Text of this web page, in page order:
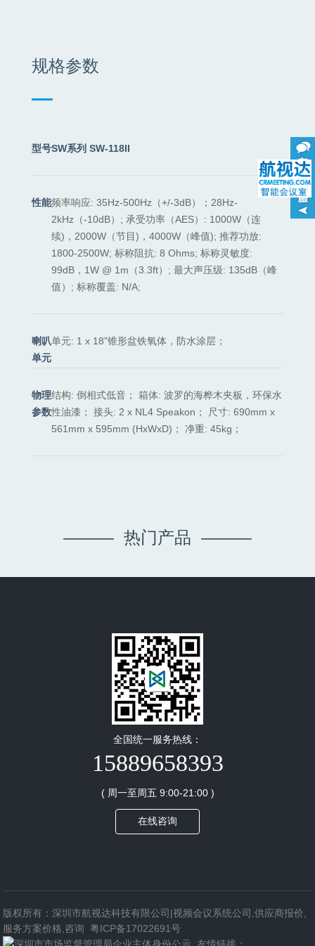
规格参数
型号SW系列 SW-118II
性能频率响应: 35Hz-500Hz（+/-3dB）；28Hz-
2kHz（-10dB）; 承受功率（AES）: 1000W（连
续)，2000W（节目)，4000W（峰值); 推荐功放:
1800-2500W; 标称阻抗: 8 Ohms; 标称灵敏度:
99dB，1W @ 1m（3.3ft）; 最大声压级: 135dB（峰
值）; 标称覆盖: N/A;
喇叭
单元
单元: 1 x 18"锥形盆铁氧体，防水涂层；
物理
参数
结构: 倒相式低音； 箱体: 波罗的海桦木夹板，环保水
性油漆； 接头: 2 x NL4 Speakon； 尺寸: 690mm x
561mm x 595mm (HxWxD)； 净重: 45kg；
——— 热门产品 ———
全国统一服务热线：
15889658393
( 周一至周五 9:00-21:00 )
在线咨询
版权所有：深圳市航视达科技有限公司|视频会议系统公司,供应商报价,
服务方案价格,咨询 粤ICP备17022691号
友情链接：